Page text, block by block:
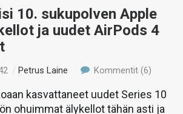
10. sukupolven Apple
ja uudet AirPods 4
/Petrus Laine Kommentit (6)
kasvattaneet uudet Series 10
ohuimmat älykellot tähän asti ja